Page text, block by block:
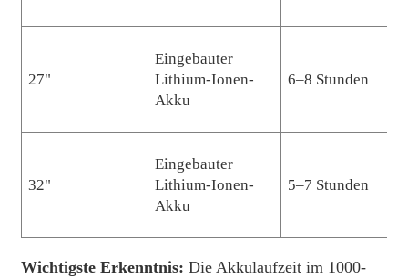
27"
Eingebauter
Lithium-Ionen-
Akku
6–8 Stunden
32"
Eingebauter
Lithium-Ionen-
Akku
5–7 Stunden
Wichtigste Erkenntnis: Die Akkulaufzeit im 1000-